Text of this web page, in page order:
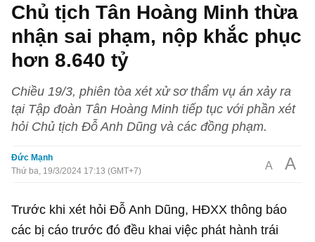
Chủ tịch Tân Hoàng Minh thừa
nhận sai phạm, nộp khắc phục
hơn 8.640 tỷ
Chiều 19/3, phiên tòa xét xử sơ thẩm vụ án xảy ra
tại Tập đoàn Tân Hoàng Minh tiếp tục với phần xét
hỏi Chủ tịch Đỗ Anh Dũng và các đồng phạm.
Đức Mạnh
Thứ ba, 19/3/2024 17:13 (GMT+7)
A A
Trước khi xét hỏi Đỗ Anh Dũng, HĐXX thông báo
các bị cáo trước đó đều khai việc phát hành trái